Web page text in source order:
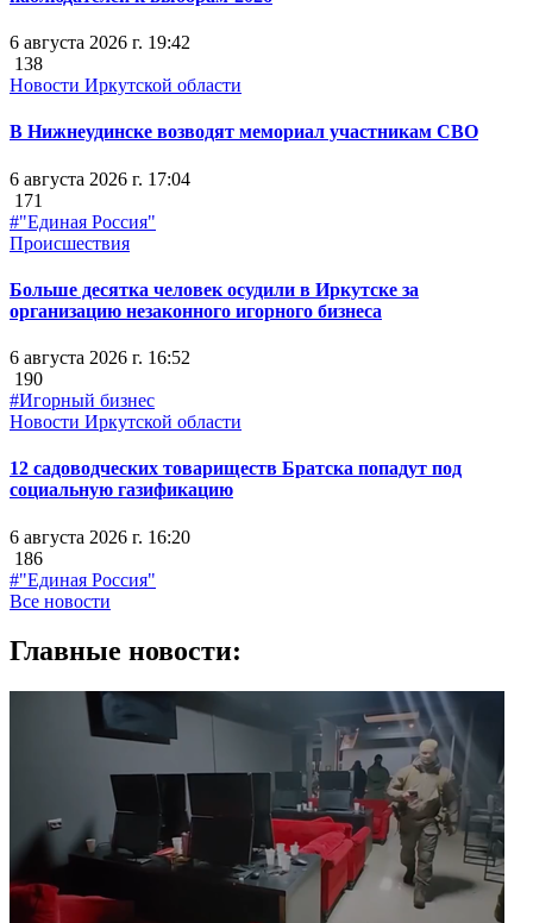
6 августа 2026 г. 19:42
138
Новости Иркутской области
В Нижнеудинске возводят мемориал участникам СВО
6 августа 2026 г. 17:04
171
#"Единая Россия"
Происшествия
Больше десятка человек осудили в Иркутске за
организацию незаконного игорного бизнеса
6 августа 2026 г. 16:52
190
#Игорный бизнес
Новости Иркутской области
12 садоводческих товариществ Братска попадут под
социальную газификацию
6 августа 2026 г. 16:20
186
#"Единая Россия"
Все новости
Главные новости: